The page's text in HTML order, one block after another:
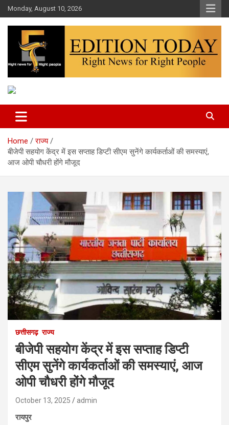
Skip
to
content
Monday, August 10, 2026
Edition Today
Home
राज्य
बीजेपी सहयोग केंद्र में इस सप्ताह डिप्टी सीएम सुनेंगे कार्यकर्ताओं की समस्याएं,
आज ओपी चौधरी होंगे मौजूद
छत्तीसगढ़ राज्य
बीजेपी सहयोग केंद्र में इस सप्ताह डिप्टी
सीएम सुनेंगे कार्यकर्ताओं की समस्याएं, आज
ओपी चौधरी होंगे मौजूद
October 13, 2025 admin
रायपुर